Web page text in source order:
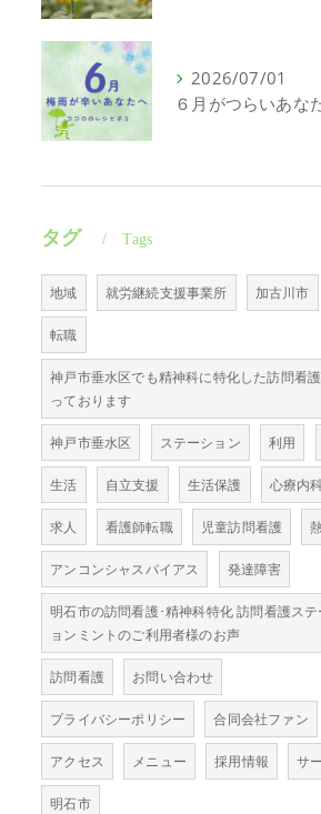
2026/07/01
タグ Tags
地域 就労継続支援事業所 加古川市
転職
神戸市垂水区でも精神科に特化した訪問看
っております
神戸市垂水区 ステーション 利用
生活 自立支援 生活保護 心療内
求人 看護師転職 児童訪問看護
アンコンシャスバイアス 発達障害
明石市の訪問看護･精神科特化 訪問看護ステ
ョンミントのご利用者様のお声
訪問看護 お問い合わせ
プライバシーポリシー 合同会社ファン
アクセス メニュー 採用情報 サ
明石市